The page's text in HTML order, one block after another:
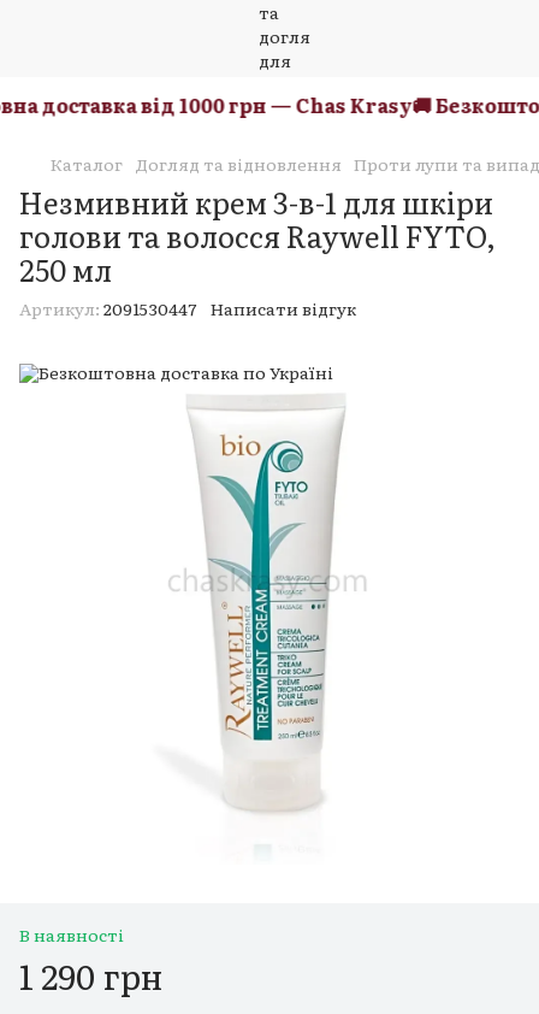
доставка від 1000 грн — Chas Krasy🚚
Каталог Догляд та відновлення Проти лупи та
Незмивний крем 3-в-1 для шкіри
голови та волосся Raywell FYTO,
250 мл
Артикул: 2091530447 Написати відгук
В наявності
1 290 грн